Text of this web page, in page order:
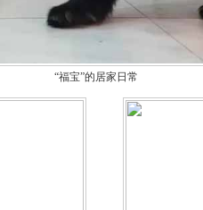
“福宝”的居家日常